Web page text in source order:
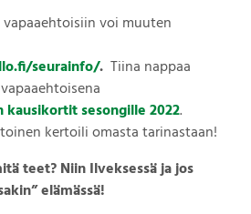
voi muuten
seurainfo/. Tiina nappaa
sesongille 2022.
kertoili omasta tarinastaan!
teet? Niin Ilveksessä ja jos
elämässä!